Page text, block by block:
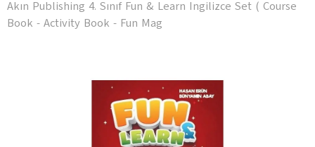
Akın Publishing 4. Sınıf Fun & Learn Ingilizce Set ( Course
Book - Activity Book - Fun Mag